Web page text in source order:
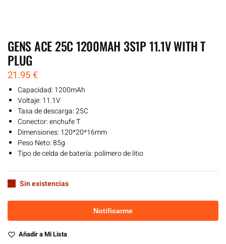
GENS ACE 25C 1200MAH 3S1P 11.1V WITH T
PLUG
21.95€
Capacidad: 1200mAh
Voltaje: 11.1V
Tasa de descarga: 25C
Conector: enchufe T
Dimensiones: 120*20*16mm
Peso Neto: 85g
Tipo de celda de batería: polímero de litio
Sin existencias
Añadir a Mi Lista